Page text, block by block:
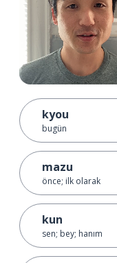
kyou
bugün
mazu
önce; ilk olarak
kun
sen; bey; hanım